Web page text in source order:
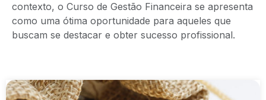
contexto, o Curso de Gestão Financeira se apresenta
como uma ótima oportunidade para aqueles que
buscam se destacar e obter sucesso profissional.